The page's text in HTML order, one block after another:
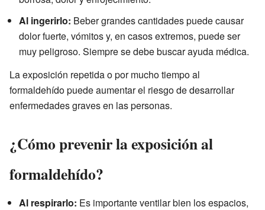
Al ingerirlo: Beber grandes cantidades puede causar
dolor fuerte, vómitos y, en casos extremos, puede ser
muy peligroso. Siempre se debe buscar ayuda médica.
La exposición repetida o por mucho tiempo al
formaldehído puede aumentar el riesgo de desarrollar
enfermedades graves en las personas.
¿Cómo prevenir la exposición al
formaldehído?
Al respirarlo: Es importante ventilar bien los espacios,